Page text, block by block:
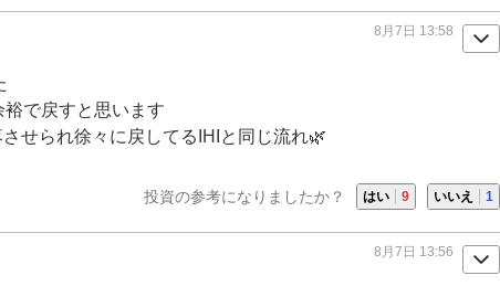
8月7日 13:58
で戻すと思います
せられ徐々に戻してる IHI と同じ流れ🌿
投資の参考になりましたか？ はい 9 いいえ 1
8月7日 13:56